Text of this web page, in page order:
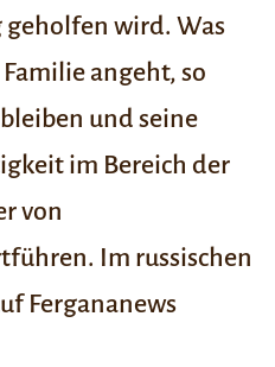
wird. Was
angeht, so
und seine
im Bereich der
von
Im russischen
Fergananews